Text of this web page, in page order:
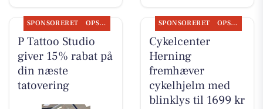
SPONSORERET OPSLAGSTAVLEN
P Tattoo Studio
giver 15% rabat på
din næste
tatovering
SPONSORERET OPSLAGSTAVLEN
Cykelcenter
Herning
fremhæver
cykelhjelm med
blinklys til 1699 kr